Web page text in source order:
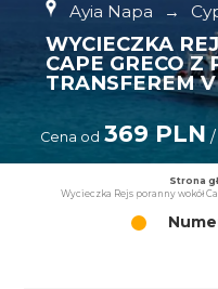
Ayia Napa →
WYCIECZKA
CAPE GRECO Z
TRANSFEREM
Cena od 369 PLN /
Strona
Wycieczka Rejs poranny wokół